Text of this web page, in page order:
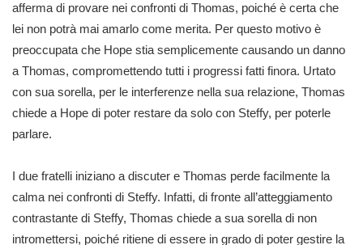
afferma di provare nei confronti di Thomas, poiché è certa che
lei non potrà mai amarlo come merita. Per questo motivo è
preoccupata che Hope stia semplicemente causando un danno
a Thomas, compromettendo tutti i progressi fatti finora. Urtato
con sua sorella, per le interferenze nella sua relazione, Thomas
chiede a Hope di poter restare da solo con Steffy, per poterle
parlare.
I due fratelli iniziano a discuter e Thomas perde facilmente la
calma nei confronti di Steffy. Infatti, di fronte all’atteggiamento
contrastante di Steffy, Thomas chiede a sua sorella di non
intromettersi, poiché ritiene di essere in grado di poter gestire la